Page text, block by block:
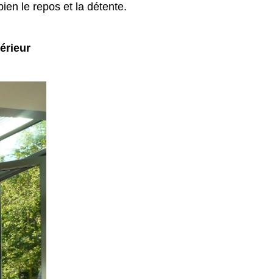
le repos et la détente.